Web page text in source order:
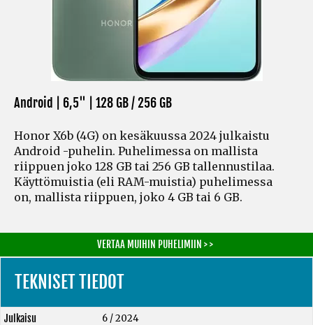
Android | 6,5" | 128 GB / 256 GB
Honor X6b (4G) on kesäkuussa 2024 julkaistu
Android -puhelin. Puhelimessa on mallista
riippuen joko 128 GB tai 256 GB tallennustilaa.
Käyttömuistia (eli RAM-muistia) puhelimessa
on, mallista riippuen, joko 4 GB tai 6 GB.
VERTAA MUIHIN PUHELIMIIN > >
TEKNISET TIEDOT
Julkaisu
6 / 2024